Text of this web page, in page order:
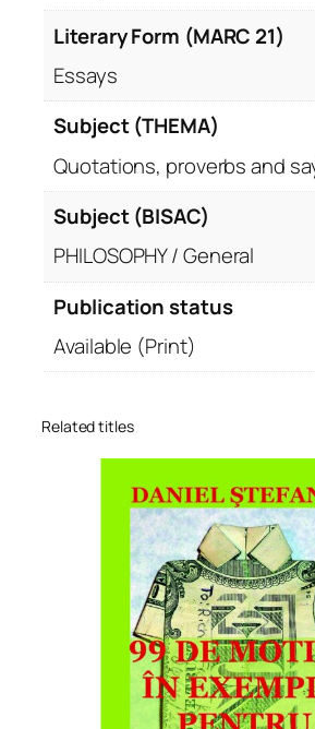
Literary Form (MARC 21)
Essays
Subject (THEMA)
Quotations, proverbs and
Subject (BISAC)
PHILOSOPHY / General
Publication status
Available (Print)
Related titles